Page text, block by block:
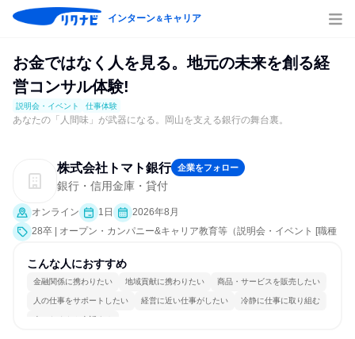
インターン＆キャリア
お金ではなく人を見る。地元の未来を創る経
営コンサル体験!
説明会・イベント 仕事体験
あなたの「人間味」が武器になる。岡山を支える銀行の舞台裏。
株式会社トマト銀行 企業をフォロー
銀行・信用金庫・貸付
オンライン 1日
2026年8月
28卒 | オープン・カンパニー&キャリア教育等（説明会・イベント [職種
業界研究]、仕事体験）
こんな人におすすめ
金融関係に携わりたい 地域貢献に携わりたい 商品・サービスを販売したい
人の仕事をサポートしたい 経営に近い仕事がしたい 冷静に仕事に取り組む
人とたくさん会話する